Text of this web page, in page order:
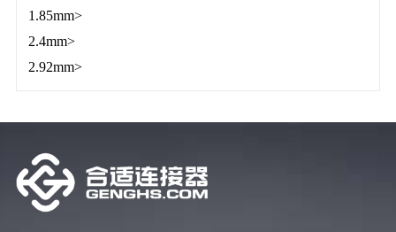
1.85mm>
2.4mm>
2.92mm>